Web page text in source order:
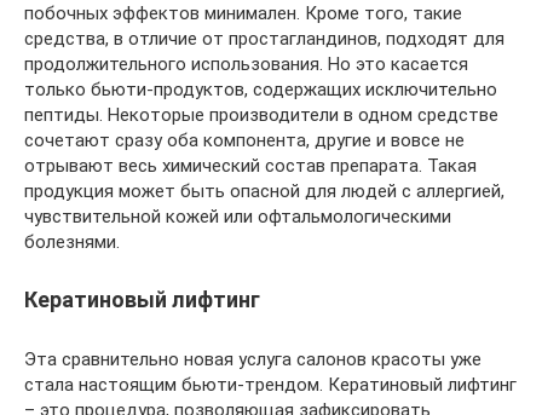
побочных эффектов минимален. Кроме того, такие
средства, в отличие от простагландинов, подходят для
продолжительного использования. Но это касается
только бьюти-продуктов, содержащих исключительно
пептиды. Некоторые производители в одном средстве
сочетают сразу оба компонента, другие и вовсе не
отрывают весь химический состав препарата. Такая
продукция может быть опасной для людей с аллергией,
чувствительной кожей или офтальмологическими
болезнями.
Кератиновый лифтинг
Эта сравнительно новая услуга салонов красоты уже
стала настоящим бьюти-трендом. Кератиновый лифтинг
– это процедура, позволяющая зафиксировать